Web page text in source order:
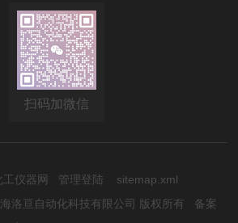
扫码加微信
工仪器网 管理登陆
sitemap.xml
洛亘自动化科技有限公司 版权所有 备案